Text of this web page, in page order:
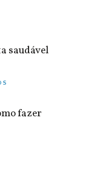
saudável
fazer